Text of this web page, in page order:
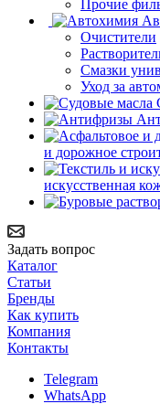
Прочие
Очистители
Смазки
Уход за
и дорожное
искусственная
Задать вопрос
Каталог
Статьи
Бренды
Как купить
Компания
Контакты
Telegram
WhatsApp